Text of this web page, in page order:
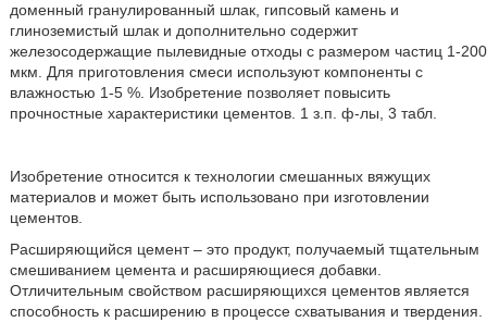
доменный гранулированный шлак, гипсовый камень и
глиноземистый шлак и дополнительно содержит
железосодержащие пылевидные отходы с размером частиц 1-200
мкм. Для приготовления смеси используют компоненты с
влажностью 1-5 %. Изобретение позволяет повысить
прочностные характеристики цементов. 1 з.п. ф-лы, 3 табл.
Изобретение относится к технологии смешанных вяжущих
материалов и может быть использовано при изготовлении
цементов.
Расширяющийся цемент – это продукт, получаемый тщательным
смешиванием цемента и расширяющиеся добавки.
Отличительным свойством расширяющихся цементов является
способность к расширению в процессе схватывания и твердения.